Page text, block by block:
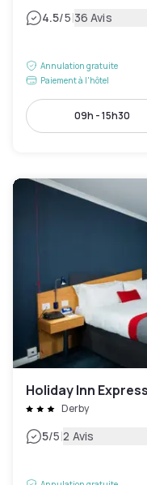
4.5/5|36 Avis
Annulation gratuite
Paiement à l'hôtel
09h - 15h30
Holiday Inn
Derby
5/5|2 Avis